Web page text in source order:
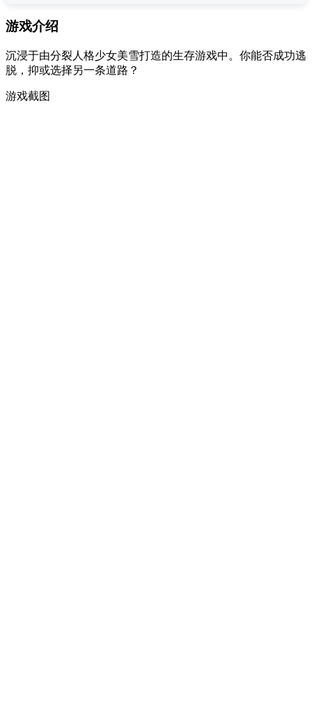
游戏介绍
沉浸于由分裂人格少女美雪打造的生存游戏中。你能否成功逃
脱，抑或选择另一条道路？
游戏截图